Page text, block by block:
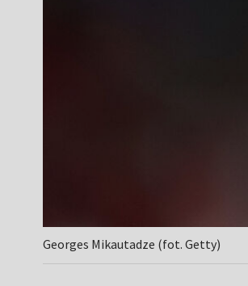
Georges Mikautadze (fot. Getty)